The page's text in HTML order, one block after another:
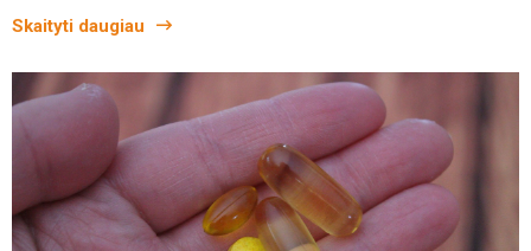
Skaityti daugiau